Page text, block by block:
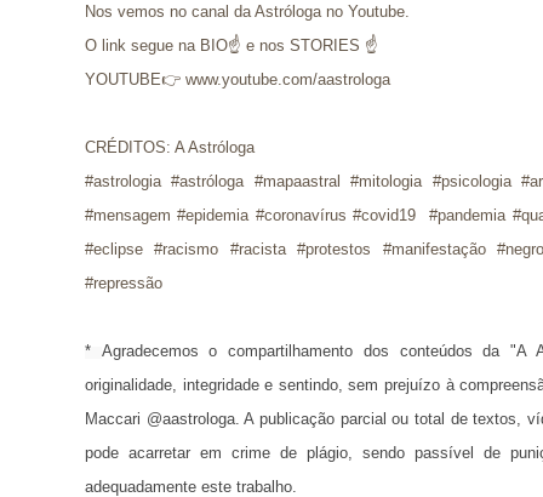
Nos vemos no canal da Astróloga no Youtube.
O link segue na BIO☝ e nos STORIES ☝
YOUTUBE👉 www.youtube.com/aastrologa
CRÉDITOS: A Astróloga
#astrologia #astróloga #mapaastral #mitologia #psicologia
#mensagem #epidemia #coronavírus #covid19 #pandemia
#eclipse #racismo #racista #protestos #manifestação
#repressão
* Agradecemos o compartilhamento dos conteúdos da
originalidade, integridade e sentindo, sem prejuízo à
Maccari @aastrologa. A publicação parcial ou total de textos,
pode acarretar em crime de plágio, sendo passível de
adequadamente este trabalho.